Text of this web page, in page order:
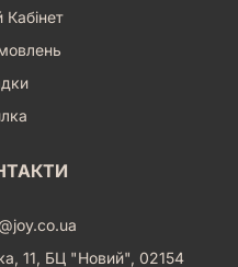
11, БЦ "Новий", 02154